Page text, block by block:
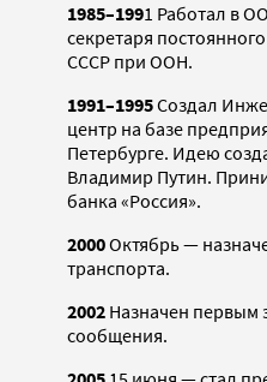
1985–1991 Работал в
секретаря
СССР при ООН.
1991–1995Создал
центр на базе
Петербурге. Идею
Владимир Путин.
банка «Россия».
2000Октябрь —
транспорта.
2002 Назначен первым
сообщения.